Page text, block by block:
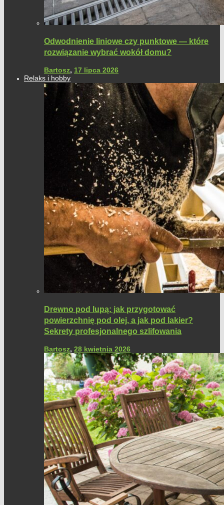
Odwodnienie liniowe czy punktowe — które
rozwiązanie wybrać wokół domu?
Bartosz, 17 lipca 2026
Relaks i hobby
Drewno pod lupą: jak przygotować
powierzchnię pod olej, a jak pod lakier?
Sekrety profesjonalnego szlifowania
Bartosz, 28 kwietnia 2026